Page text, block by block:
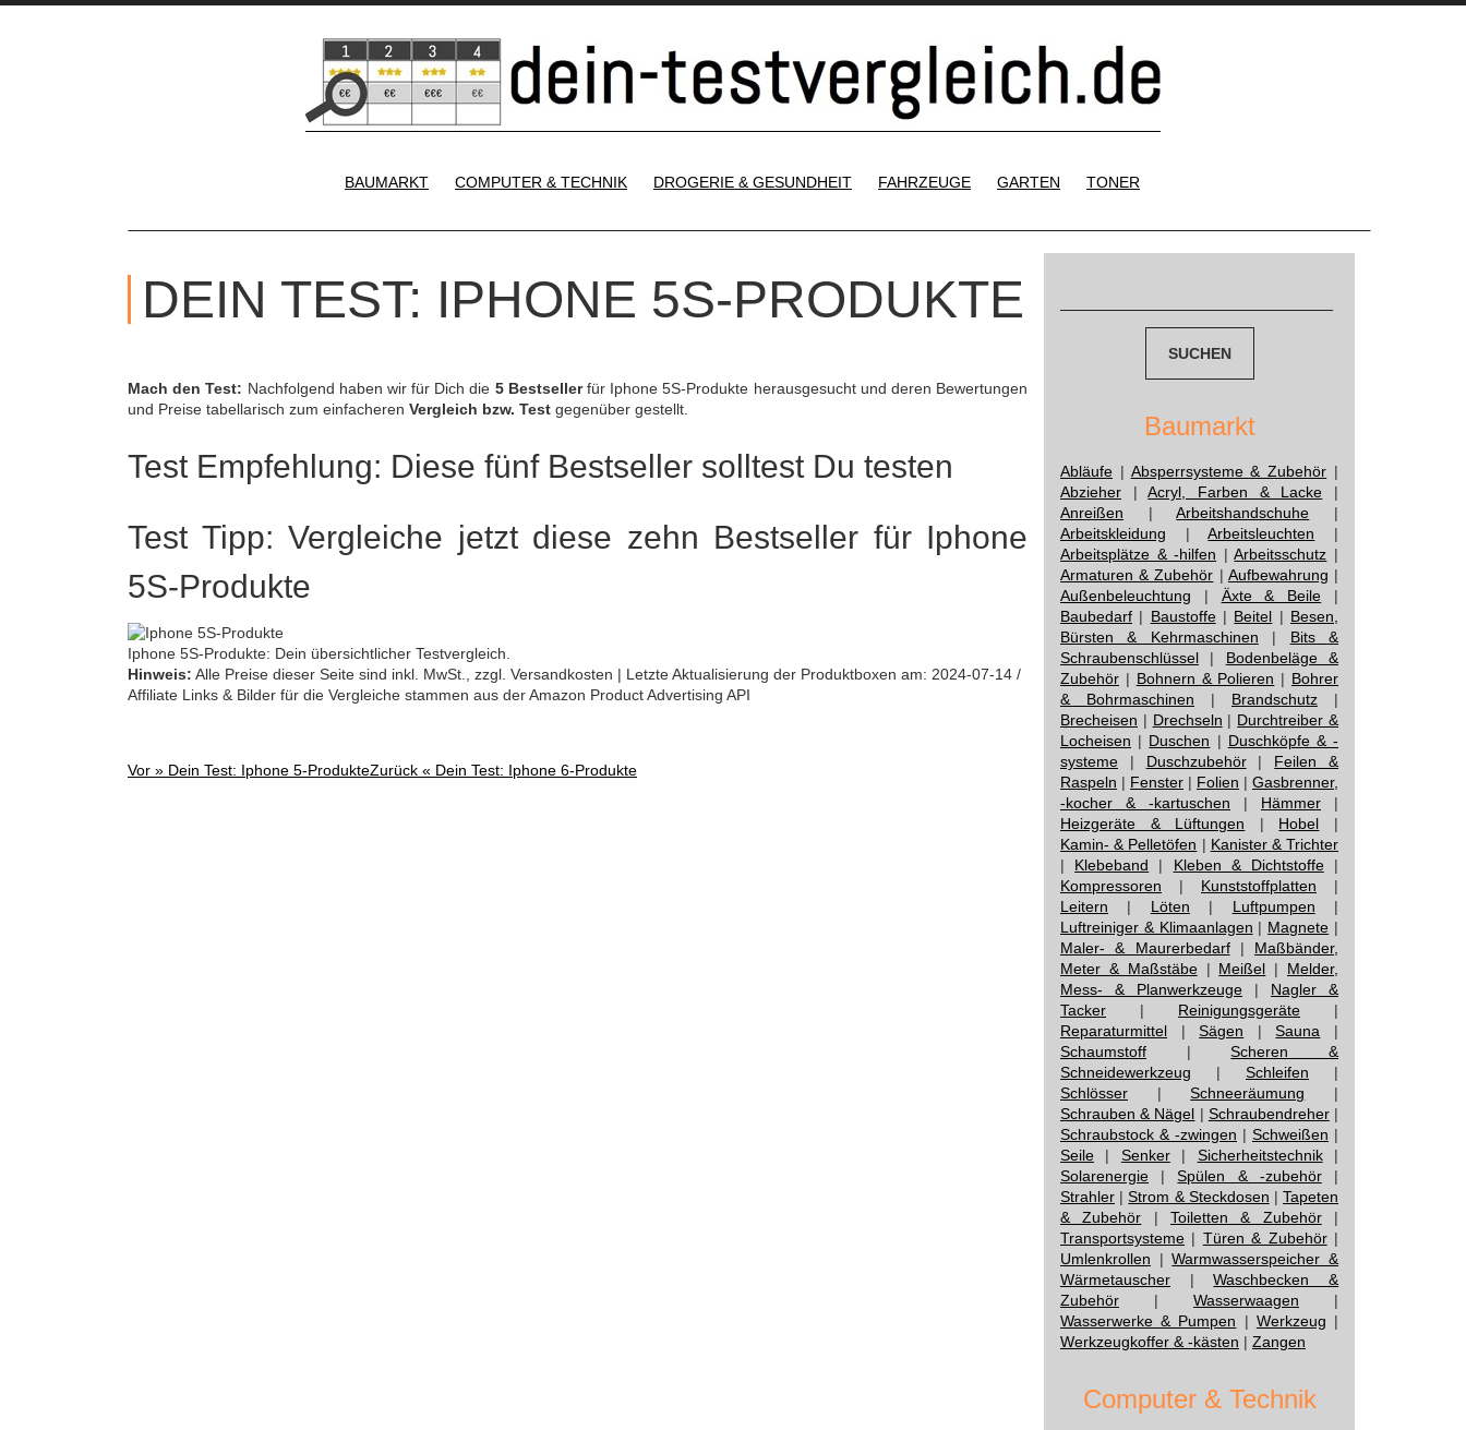
BAUMARKT
COMPUTER & TECHNIK DROGERIE & GESUNDHEIT FAHRZEUGE GARTEN TONER
DEIN TEST: IPHONE 5S-PRODUKTE
Mach den Test: Nachfolgend haben wir für Dich die 5 Bestsellerfür Iphone 5S-Produkte herausgesucht und deren Bewertungen
und Preise tabellarisch zum einfacheren Vergleich bzw. Test gegenüber gestellt.
Test Empfehlung: Diese fünf Bestseller solltest Du testen
Test Tipp: Vergleiche jetzt diese zehn Bestseller für Iphone
5S-Produkte
Iphone 5S-Produkte: Dein übersichtlicher Testvergleich.
Hinweis: Alle Preise dieser Seite sind inkl. MwSt., zzgl. Versandkosten | Letzte Aktualisierung der Produktboxen am: 2024-07-14 /
Affiliate Links & Bilder für die Vergleiche stammen aus der Amazon Product Advertising API
Post
Vor » Dein Test: Iphone 5-ProdukteZurück « Dein Test: Iphone 6-Produkte
Baumarkt
Abläufe | Absperrsysteme & Zubehör |
Abzieher |Acryl, Farben & Lacke |
Anreißen |Arbeitshandschuhe |
Arbeitskleidung |Arbeitsleuchten |
Arbeitsplätze & -hilfen |Arbeitsschutz |
Armaturen & Zubehör | Aufbewahrung |
Außenbeleuchtung | Äxte & Beile |
Baubedarf | Baustoffe| Beitel | Besen,
Bürsten & Kehrmaschinen | Bits &
Schraubenschlüssel | Bodenbeläge &
Zubehör | Bohnern & Polieren | Bohrer
& Bohrmaschinen | Brandschutz |
Brecheisen | Drechseln | Durchtreiber &
Locheisen | Duschen | Duschköpfe & -
systeme | Duschzubehör| Feilen &
Raspeln | Fenster | Folien | Gasbrenner,
-kocher & -kartuschen | Hämmer |
Heizgeräte & Lüftungen | Hobel |
Kamin- & Pelletöfen | Kanister & Trichter
| Klebeband | Kleben & Dichtstoffe|
Kompressoren | Kunststoffplatten |
Leitern | Löten | Luftpumpen |
Luftreiniger & Klimaanlagen | Magnete |
Maler- & Maurerbedarf| Maßbänder,
Meter & Maßstäbe| Meißel | Melder,
Mess- & Planwerkzeuge | Nagler &
Tacker | Reinigungsgeräte |
Reparaturmittel |Sägen |Sauna |
Schaumstoff |Scheren &
Schneidewerkzeug | Schleifen |
Schlösser |Schneeräumung |
Schrauben & Nägel | Schraubendreher|
Schraubstock & -zwingen | Schweißen |
Seile | Senker| Sicherheitstechnik|
Solarenergie |Spülen & -zubehör|
Strahler |Strom & Steckdosen |Tapeten
& Zubehör |Toiletten & Zubehör|
Transportsysteme | Türen & Zubehör|
Umlenkrollen |Warmwasserspeicher &
Wärmetauscher |Waschbecken &
Zubehör | Wasserwaagen |
Wasserwerke & Pumpen | Werkzeug |
Werkzeugkoffer & -kästen | Zangen
Computer & Technik